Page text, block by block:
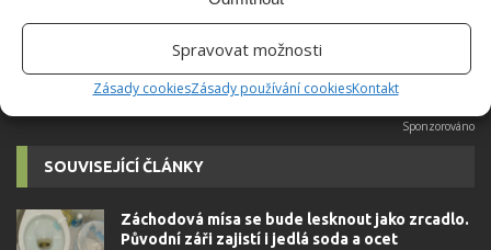
Spravovat možnosti
Zásady cookiesZásady používání cookiesKontakt
SOUVISEJÍCÍ ČLÁNKY
Záchodová mísa se bude lesknout jako zrcadlo.
Původní záři zajistí i jedlá soda a ocet